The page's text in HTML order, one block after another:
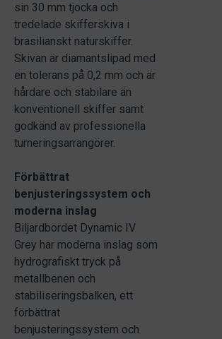
sin 30 mm tjocka och
tredelade skifferskiva i
brasilianskt naturskiffer.
Skivan är diamantslipad med
en tolerans på 0,2 mm och är
hårdare och stabilare än
konventionell skiffer samt
godkänd av professionella
turneringsarrangörer.
Förbättrat
benjusteringssystem och
moderna inslag
Biljardbordet Dynamic IV
Grey har moderna inslag som
hydrografiskt tryck på
metallbenen och
stabiliseringsbalken, ett
förbättrat
benjusteringssystem och